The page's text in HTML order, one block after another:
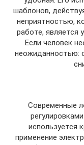
шаблонов,
неприятностью,
работе, является
Если человек
неожиданностью:
Современные
используется
применение